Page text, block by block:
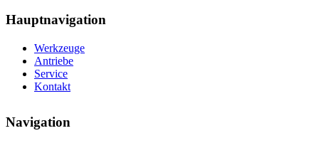
Hauptnavigation
Werkzeuge
Antriebe
Service
Kontakt
Navigation